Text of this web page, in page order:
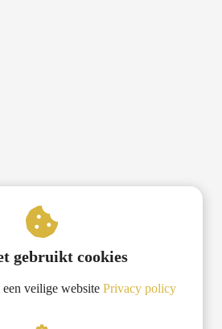
gebruikt cookies
veilige website Privacy policy